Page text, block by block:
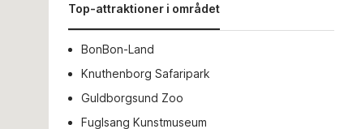
Top-attraktioner i området
BonBon-Land
Knuthenborg Safaripark
Guldborgsund Zoo
Fuglsang Kunstmuseum